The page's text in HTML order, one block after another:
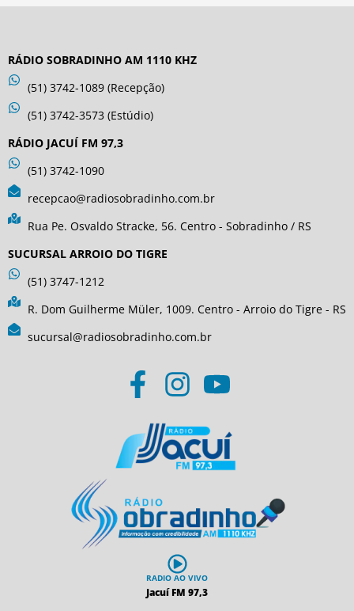
RÁDIO SOBRADINHO AM 1110 KHZ
(51) 3742-1089 (Recepção)
(51) 3742-3573 (Estúdio)
RÁDIO JACUÍ FM 97,3
(51) 3742-1090
recepcao@radiosobradinho.com.br
Rua Pe. Osvaldo Stracke, 56. Centro - Sobradinho / RS
SUCURSAL ARROIO DO TIGRE
(51) 3747-1212
R. Dom Guilherme Müler, 1009. Centro - Arroio do Tigre - RS
sucursal@radiosobradinho.com.br
RADIO AO VIVO
Jacuí FM 97,3